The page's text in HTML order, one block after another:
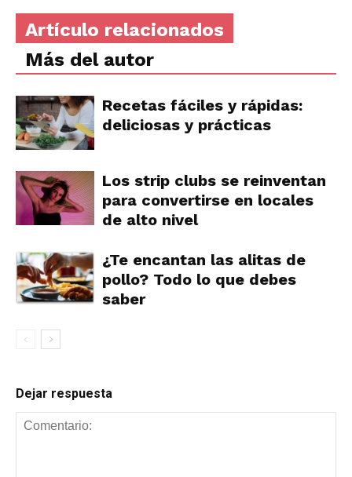
Artículo relacionados
Más del autor
Recetas fáciles y rápidas:
deliciosas y prácticas
Los strip clubs se reinventan
para convertirse en locales
de alto nivel
¿Te encantan las alitas de
pollo? Todo lo que debes
saber
Dejar respuesta